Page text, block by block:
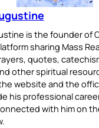
is the founder of
sharing Mass
quotes,
other spiritual
website and the
his professional
with him on